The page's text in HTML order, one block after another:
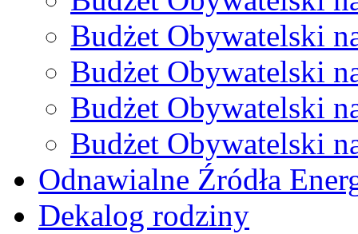
Budżet Obywatelski
Budżet Obywatelski
Budżet Obywatelski
Budżet Obywatelski
Odnawialne Źródła
Dekalog rodziny